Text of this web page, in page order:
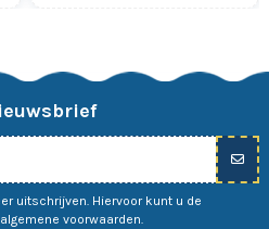
uitschrijven. Hiervoor kunt u de
voorwaarden.